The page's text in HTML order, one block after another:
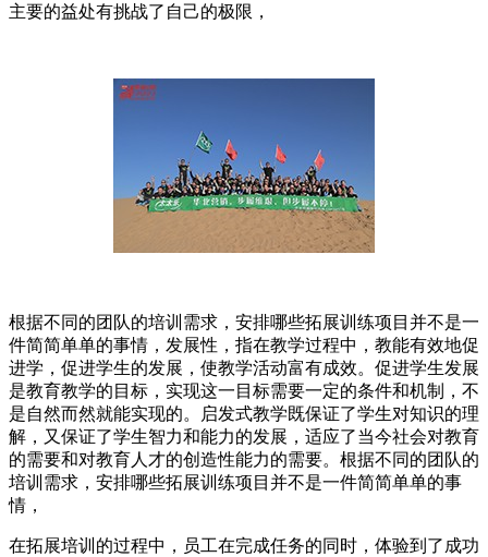
主要的益处有挑战了自己的极限，
根据不同的团队的培训需求，安排哪些拓展训练项目并不是一
件简简单单的事情，发展性，指在教学过程中，教能有效地促
进学，促进学生的发展，使教学活动富有成效。促进学生发展
是教育教学的目标，实现这一目标需要一定的条件和机制，不
是自然而然就能实现的。启发式教学既保证了学生对知识的理
解，又保证了学生智力和能力的发展，适应了当今社会对教育
的需要和对教育人才的创造性能力的需要。根据不同的团队的
培训需求，安排哪些拓展训练项目并不是一件简简单单的事
情，
在拓展培训的过程中，员工在完成任务的同时，体验到了成功